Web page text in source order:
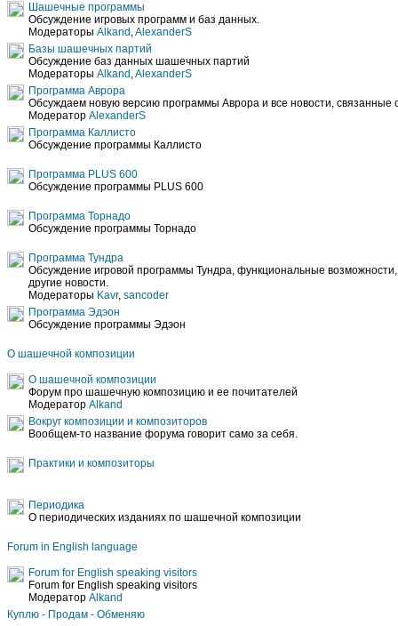
Шашечные программы
Обсуждение игровых программ и баз данных.
Модераторы Alkand ,AlexanderS
Базы шашечных партий
Обсуждение баз данных шашечных партий
Модераторы Alkand ,AlexanderS
Программа Аврора
Обсуждаем новую версию программы Аврора и все новости, связанные
Модератор AlexanderS
Программа Каллисто
Обсуждение программы Каллисто
Программа PLUS 600
Обсуждение программы PLUS 600
Программа Торнадо
Обсуждение программы Торнадо
Программа Тундра
Обсуждение игровой программы Тундра, функциональные
другие новости.
Модераторы Kavr, sancoder
Программа Эдэон
Обсуждение программы Эдэон
О шашечной композиции
О шашечной композиции
Форум про шашечную композицию и ее почитателей
Модератор Alkand
Вокруг композиции и композиторов
Вообщем-то название форума говорит само за себя.
Практики и композиторы
Периодика
О периодических изданиях по шашечной композиции
Forum in English language
Forum for English speaking visitors
Forum for English speaking visitors
Модератор Alkand
Куплю - Продам - Обменяю